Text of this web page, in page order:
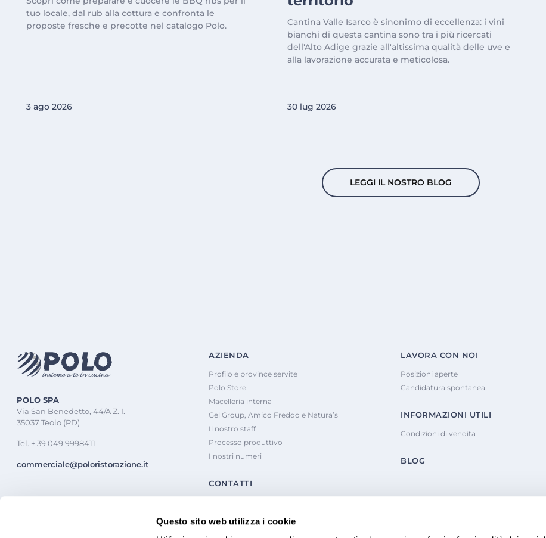
Questo sito web utilizza i cookie
tuo locale, dal rub alla cottura e confronta le
proposte fresche e precotte nel catalogo Polo.
3 ago 2026
Cantina Valle Isarco è sinonimo di eccellenza: i vini
bianchi di questa cantina sono tra i più ricercati
dell'Alto Adige grazie all'altissima qualità delle uve e
alla lavorazione accurata e meticolosa.
30 lug 2026
LEGGI IL NOSTRO BLOG
POLO SPA
Via San Benedetto, 44/A Z. I.
35037 Teolo (PD)
Tel. + 39 049 9998411
commerciale@poloristorazione.it
AZIENDA
Profilo e province servite
Polo Store
Macelleria interna
Gel Group, Amico Freddo e Natura’s
Il nostro staff
Processo produttivo
I nostri numeri
CONTATTI
LAVORA CON NOI
Posizioni aperte
Candidatura spontanea
INFORMAZIONI UTILI
Condizioni di vendita
BLOG